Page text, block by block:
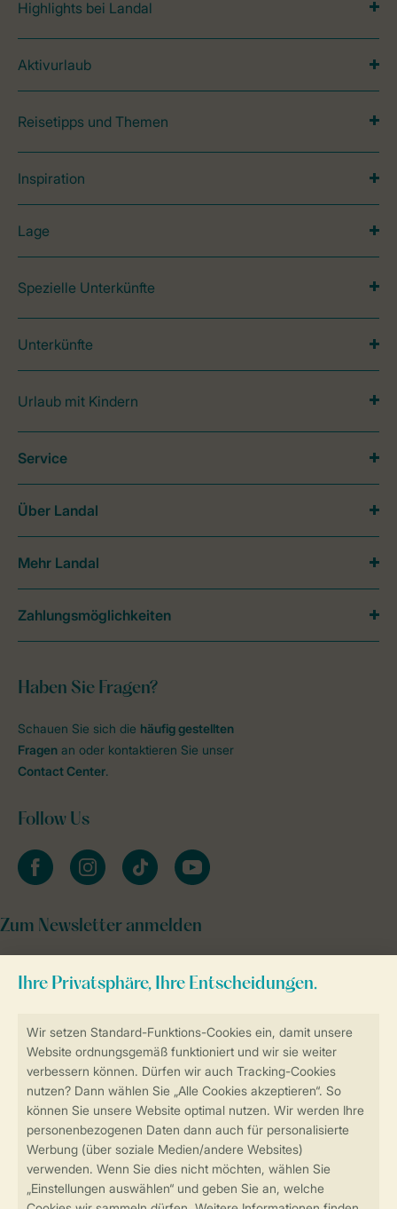
Sicher und schnell zur Online-Buchung
Sichere Datenübertragung
Sicheres Bezahlen
Highlights bei Landal
Aktivurlaub
Reisetipps und Themen
Inspiration
Lage
Spezielle Unterkünfte
Unterkünfte
Urlaub mit Kindern
Haben Sie Fragen?
Schauen Sie sich die häufig gestellten
Fragen an oder kontaktieren Sie unser
Contact Center.
Follow Us
facebookinstagramtiktok youtube
Zum Newsletter anmelden
Service
Über Landal
Mehr Landal
Zahlungsmöglichkeiten